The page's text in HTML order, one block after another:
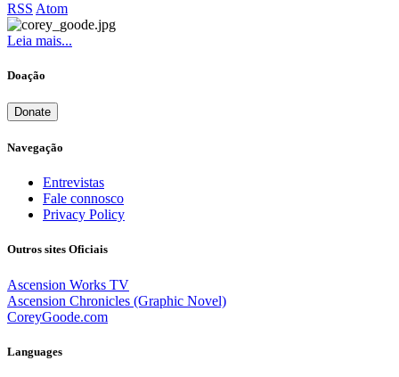
RSS Atom
Leia mais...
Doação
Donate
Navegação
Entrevistas
Fale connosco
Privacy Policy
Outros sites Oficiais
Ascension Works TV
Ascension Chronicles (Graphic Novel)
CoreyGoode.com
Languages